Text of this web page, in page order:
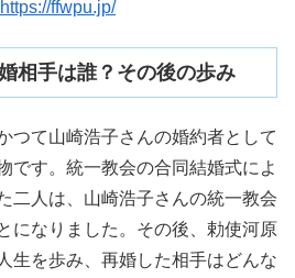
https://ffwpu.jp/
相手は誰？その後の歩み
つて山崎浩子さんの婚約者として
です。統一教会の合同結婚式によ
二人は、山崎浩子さんの統一教会
になりました。その後、勅使河原
生を歩み、再婚した相手はどんな